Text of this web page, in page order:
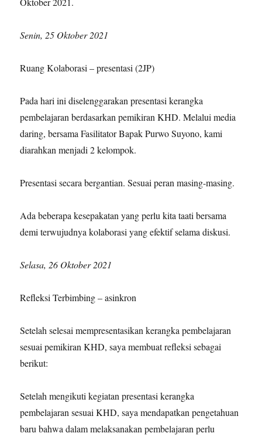
Senin, 25 Oktober 2021
Ruang Kolaborasi – presentasi (2JP)
Pada hari ini diselenggarakan presentasi kerangka
pembelajaran berdasarkan pemikiran KHD. Melalui media
daring, bersama Fasilitator Bapak Purwo Suyono, kami
diarahkan menjadi 2 kelompok.
Presentasi secara bergantian. Sesuai peran masing-masing.
Ada beberapa kesepakatan yang perlu kita taati bersama
demi terwujudnya kolaborasi yang efektif selama diskusi.
Selasa, 26 Oktober 2021
Refleksi Terbimbing – asinkron
Setelah selesai mempresentasikan kerangka pembelajaran
sesuai pemikiran KHD, saya membuat refleksi sebagai
berikut:
Setelah mengikuti kegiatan presentasi kerangka
pembelajaran sesuai KHD, saya mendapatkan pengetahuan
baru bahwa dalam melaksanakan pembelajaran perlu